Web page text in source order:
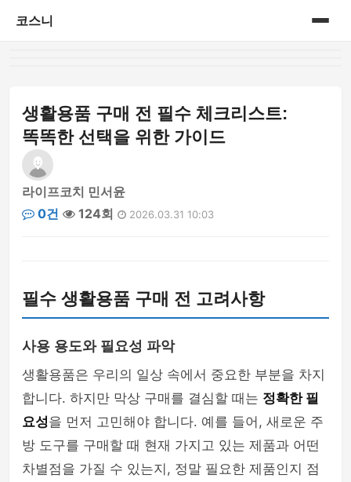
코스니
생활용품 구매 전 필수 체크리스트:
똑똑한 선택을 위한 가이드
라이프코치 민서윤
0건
124회 2026.03.31 10:03
필수 생활용품 구매 전 고려사항
사용 용도와 필요성 파악
생활용품은 우리의 일상 속에서 중요한 부분을 차지
합니다. 하지만 막상 구매를 결심할 때는 정확한 필
요성을 먼저 고민해야 합니다. 예를 들어, 새로운 주
방 도구를 구매할 때 현재 가지고 있는 제품과 어떤
차별점을 가질 수 있는지, 정말 필요한 제품인지 점